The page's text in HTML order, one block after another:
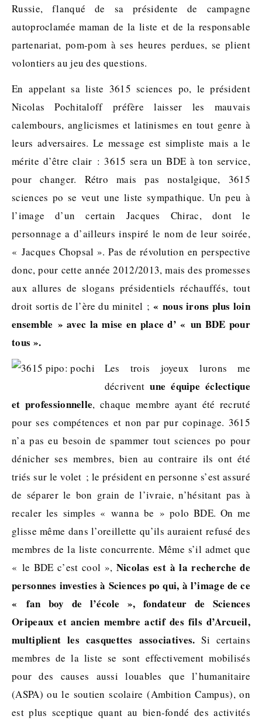
Russie, flanqué de sa présidente de campagne
autoproclamée maman de la liste et de la responsable
partenariat, pom-pom à ses heures perdues, se plient
volontiers au jeu des questions.
En appelant sa liste 3615 sciences po, le président
Nicolas Pochitaloff préfère laisser les mauvais
calembours, anglicismes et latinismes en tout genre à
leurs adversaires. Le message est simpliste mais a le
mérite d’être clair : 3615 sera un BDE à ton service,
pour changer. Rétro mais pas nostalgique, 3615
sciences po se veut une liste sympathique. Un peu à
l’image d’un certain Jacques Chirac, dont le
personnage a d’ailleurs inspiré le nom de leur soirée,
« Jacques Chopsal ». Pas de révolution en perspective
donc, pour cette année 2012/2013, mais des promesses
aux allures de slogans présidentiels réchauffés, tout
droit sortis de l’ère du minitel ; « nous irons plus loin
ensemble » avec la mise en place d’ « un BDE pour
tous ».
Les trois joyeux lurons me
décriventune équipe éclectique
et professionnelle, chaque membre ayant été recruté
pour ses compétences et non par pur copinage. 3615
n’a pas eu besoin de spammer tout sciences po pour
dénicher ses membres, bien au contraire ils ont été
triés sur le volet ; le président en personne s’est assuré
de séparer le bon grain de l’ivraie, n’hésitant pas à
recaler les simples « wanna be » polo BDE. On me
glisse même dans l’oreillette qu’ils auraient refusé des
membres de la liste concurrente. Même s’il admet que
« le BDE c’est cool », Nicolas est à la recherche de
personnes investies à Sciences po qui, à l’image de ce
« fan boy de l’école », fondateur de Sciences
Oripeaux et ancien membre actif des fils d’Arcueil,
multiplient les casquettes associatives. Si certains
membres de la liste se sont effectivement mobilisés
pour des causes aussi louables que l’humanitaire
(ASPA) ou le soutien scolaire (Ambition Campus), on
est plus sceptique quant au bien-fondé des activités